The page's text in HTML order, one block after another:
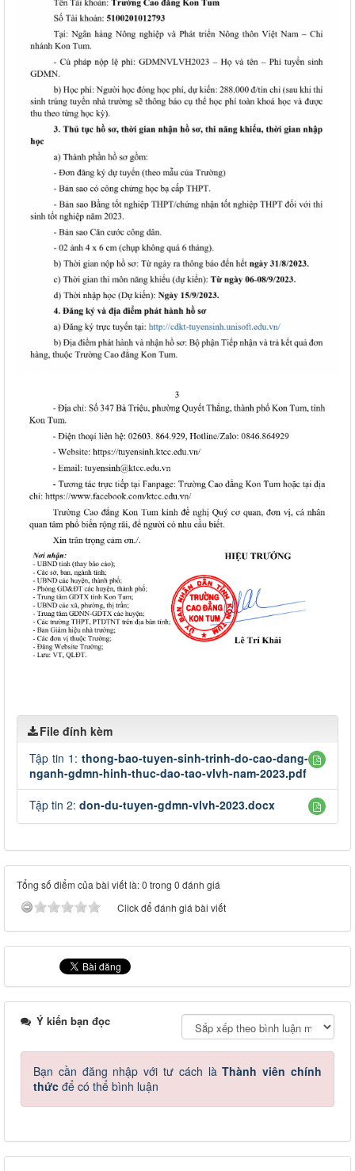
File đính kèm
Tập tin 1: thong-bao-tuyen-sinh-trinh-do-cao-dang-
nganh-gdmn-hinh-thuc-dao-tao-vlvh-nam-2023.pdf
Tập tin 2: don-du-tuyen-gdmn-vlvh-2023.docx
Tổng số điểm của bài viết là: 0 trong 0 đánh giá
Click để đánh giá bài viết
Ý kiến bạn đọc
Bạn cần đăng nhập với tư cách làThành viên chính
thức để có thể bình luận